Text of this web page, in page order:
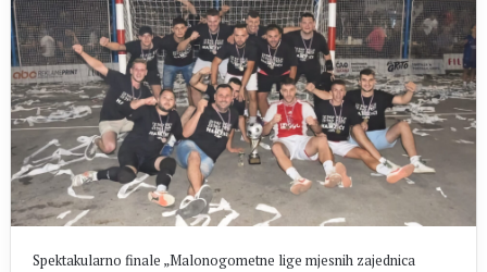
Spektakularno finale „Malonogometne lige mjesnih zajednica